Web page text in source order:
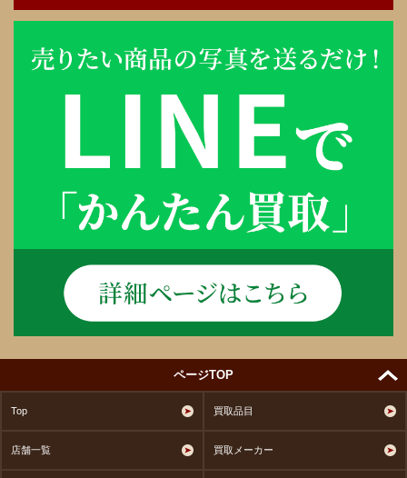
ページTOP
Top 買取品目
店舗一覧 買取メーカー